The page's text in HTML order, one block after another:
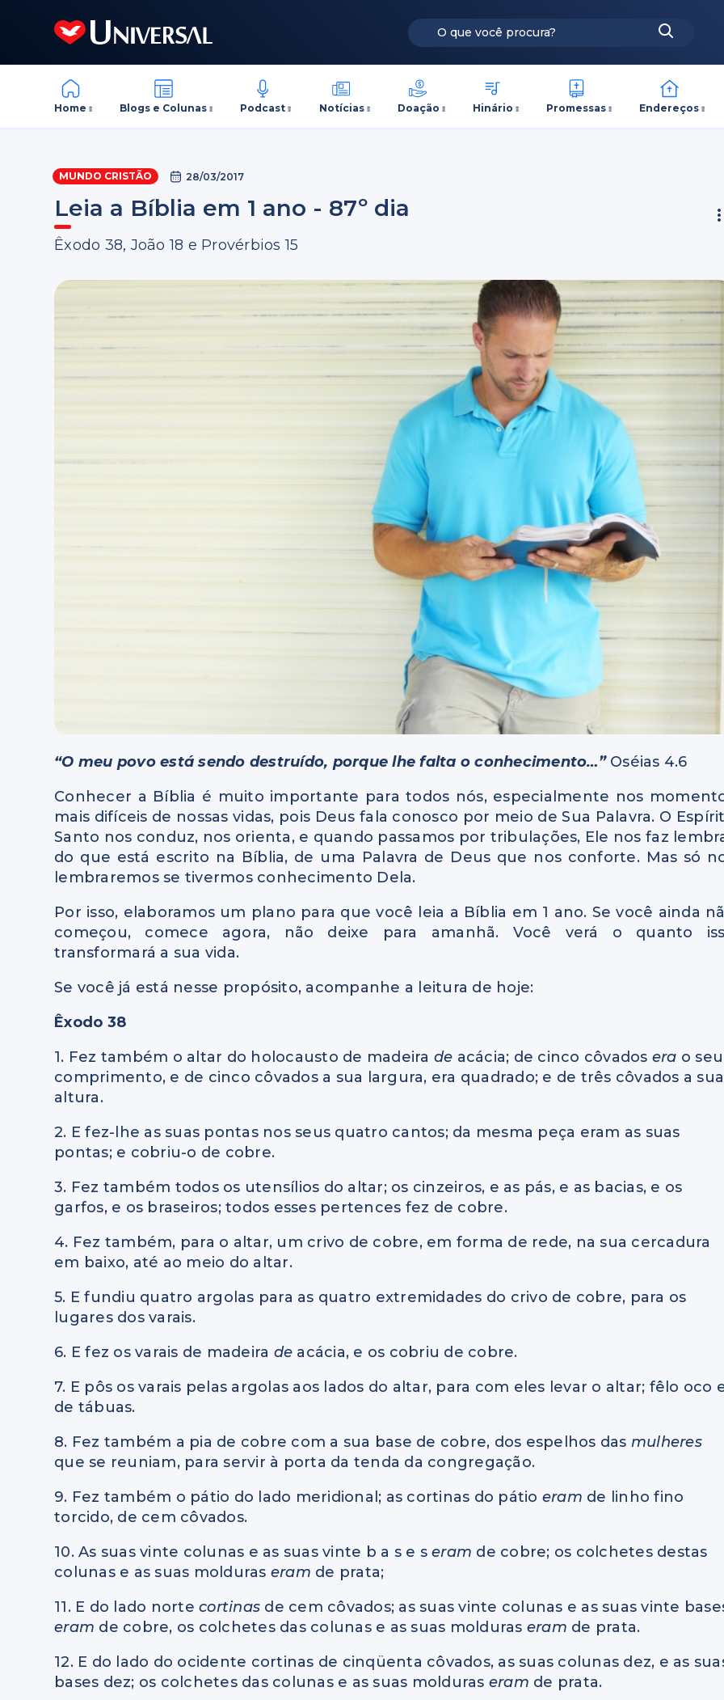
Home Blogs e Colunas Podcast Notícias Doação Hinário Promessas Endereços
MUNDO CRISTÃO 28/03/2017
Leia a Bíblia em 1 ano - 87º dia
Êxodo 38, João 18 e Provérbios 15
“O meu povo está sendo destruído, porque lhe falta o conhecimento…”Oséias 4.6
Conhecer a Bíblia é muito importante para todos nós, especialmente nos
mais difíceis de nossas vidas, pois Deus fala conosco por meio de Sua Palavra. O
Santo nos conduz, nos orienta, e quando passamos por tribulações, Ele nos faz
do que está escrito na Bíblia, de uma Palavra de Deus que nos conforte. Mas só
lembraremos se tivermos conhecimento Dela.
Por isso, elaboramos um plano para que você leia a Bíblia em 1 ano. Se você ainda
começou, comece agora, não deixe para amanhã. Você verá o quanto
transformará a sua vida.
Se você já está nesse propósito, acompanhe a leitura de hoje:
Êxodo 38
1. Fez também o altar do holocausto de madeira de acácia; de cinco côvados era o seu
comprimento, e de cinco côvados a sua largura, era quadrado; e de três côvados a sua
altura.
2. E fez-lhe as suas pontas nos seus quatro cantos; da mesma peça eram as suas
pontas; e cobriu-o de cobre.
3. Fez também todos os utensílios do altar; os cinzeiros, e as pás, e as bacias, e os
garfos, e os braseiros; todos esses pertences fez de cobre.
4. Fez também, para o altar, um crivo de cobre, em forma de rede, na sua cercadura
em baixo, até ao meio do altar.
5. E fundiu quatro argolas para as quatro extremidades do crivo de cobre, para os
lugares dos varais.
6. E fez os varais de madeira de acácia, e os cobriu de cobre.
7. E pôs os varais pelas argolas aos lados do altar, para com eles levar o altar; fêlo oco
de tábuas.
8. Fez também a pia de cobre com a sua base de cobre, dos espelhos das mulheres
que se reuniam, para servir à porta da tenda da congregação.
9. Fez também o pátio do lado meridional; as cortinas do pátio eram de linho fino
torcido, de cem côvados.
10. As suas vinte colunas e as suas vinte b a s e seram de cobre; os colchetes destas
colunas e as suas molduras eram de prata;
11. E do lado nortecortinas de cem côvados; as suas vinte colunas e as suas vinte
eram de cobre, os colchetes das colunas e as suas molduras eram de prata.
12. E do lado do ocidente cortinas de cinqüenta côvados, as suas colunas dez, e as
bases dez; os colchetes das colunas e as suas molduras eram de prata.